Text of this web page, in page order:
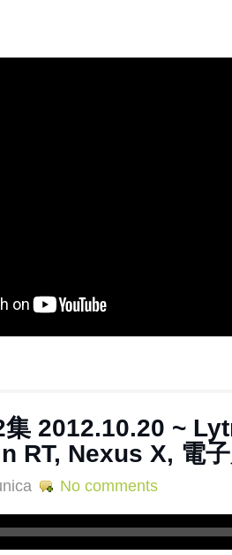
集 2012.10.20 ~
RT, Nexus X, 電
No comments